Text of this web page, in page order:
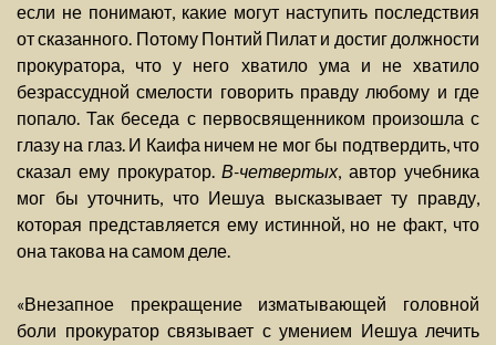
если не понимают, какие могут наступить последствия
от сказанного. Потому Понтий Пилат и достиг должности
прокуратора, что у него хватило ума и не хватило
безрассудной смелости говорить правду любому и где
попало. Так беседа с первосвященником произошла с
глазу на глаз. И Каифа ничем не мог бы подтвердить, что
сказал ему прокуратор.В-четвертых, автор учебника
мог бы уточнить, что Иешуа высказывает ту правду,
которая представляется ему истинной, но не факт, что
она такова на самом деле.
«Внезапное прекращение изматывающей головной
боли прокуратор связывает с умением Иешуа лечить